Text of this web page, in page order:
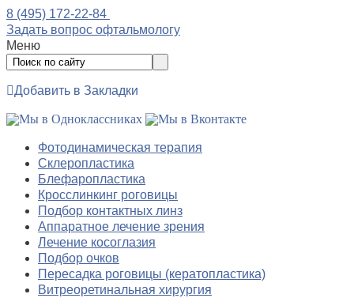
8 (495) 172-22-84
Задать вопрос офтальмологу
Меню
Добавить в Закладки
Фотодинамическая терапия
Склеропластика
Блефаропластика
Кросслинкинг роговицы
Подбор контактных линз
Аппаратное лечение зрения
Лечение косоглазия
Подбор очков
Пересадка роговицы (кератопластика)
Витреоретинальная хирургия